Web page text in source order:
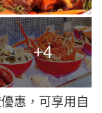
+4
惠，可享用自